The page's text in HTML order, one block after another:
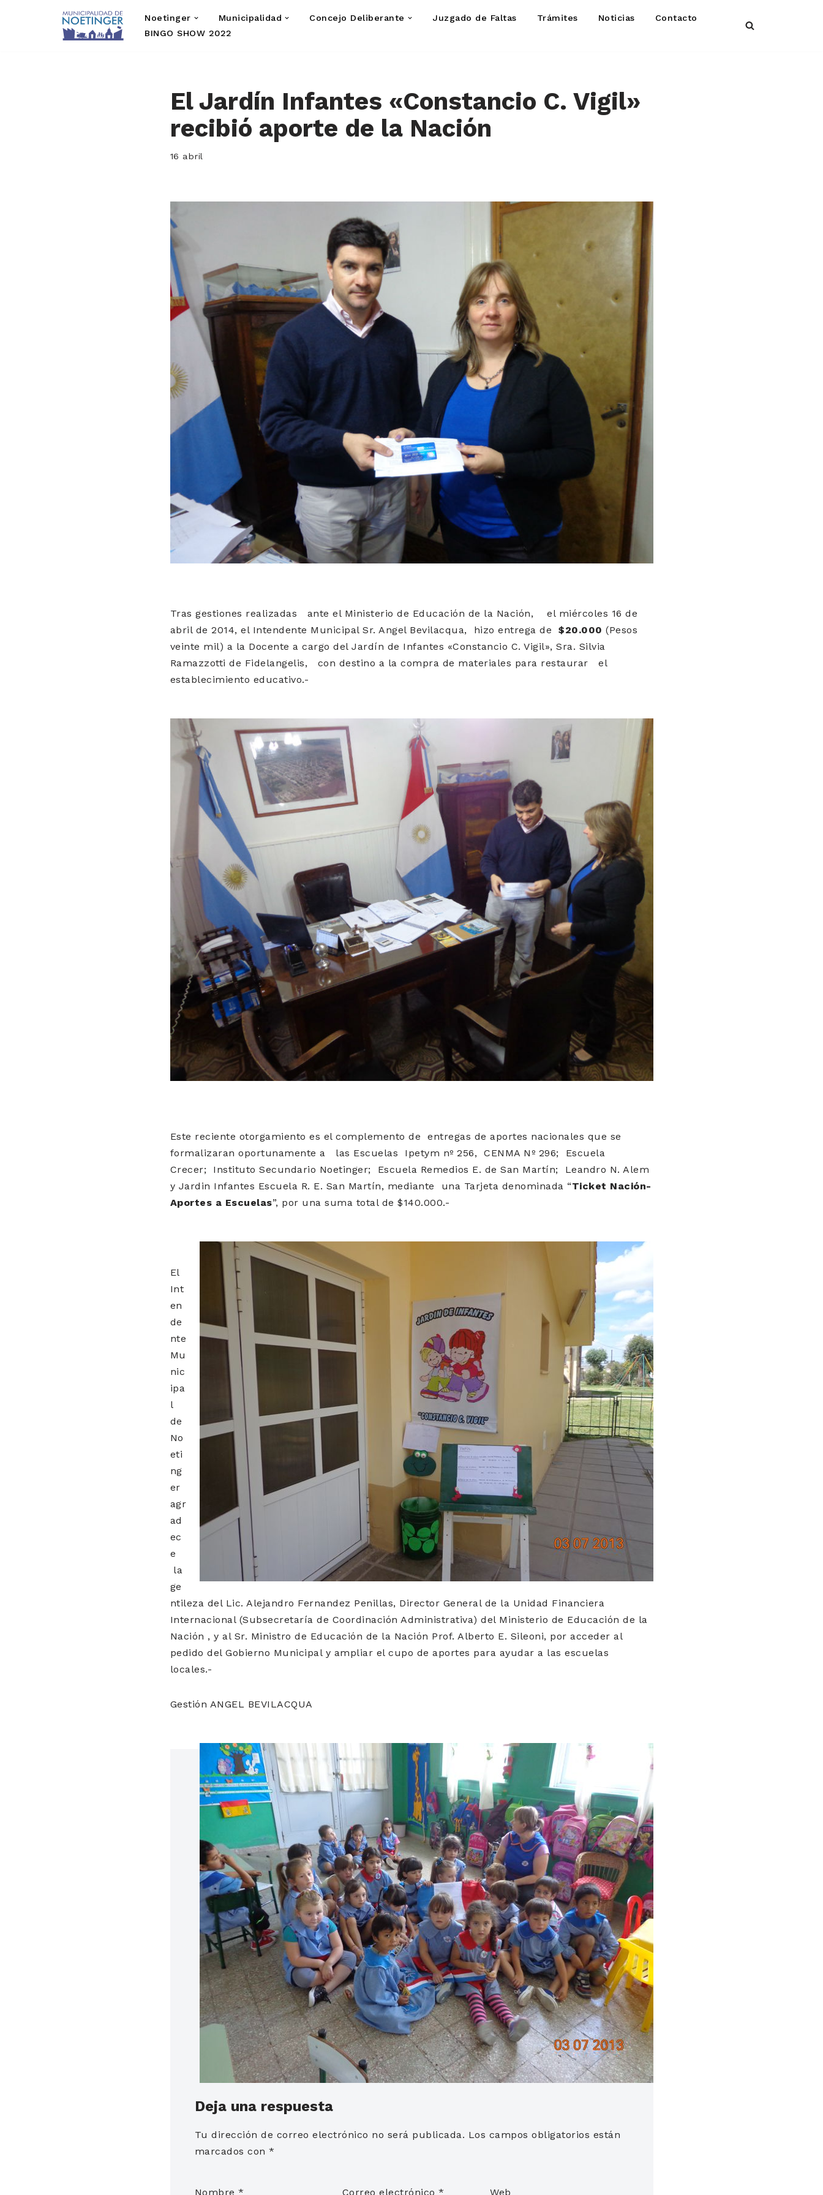
Noetinger Municipalidad Concejo Deliberante Juzgado de Faltas Trámites Noticias
Contacto
BINGO SHOW 2022
El Jardín Infantes «Constancio C. Vigil»
recibió aporte de la Nación
16 abril
Tras gestiones realizadas ante el Ministerio de Educación de la Nación, el miércoles 16 de
abril de 2014, el Intendente Municipal Sr. Angel Bevilacqua, hizo entrega de $20.000 (Pesos
veinte mil) a la Docente a cargo del Jardín de Infantes «Constancio C. Vigil», Sra. Silvia
Ramazzotti de Fidelangelis, con destino a la compra de materiales para restaurar el
establecimiento educativo.-
Este reciente otorgamiento es el complemento de entregas de aportes nacionales que se
formalizaran oportunamente a las Escuelas
Ipetym nº 256, CENMA Nº 296;
Escuela
Crecer;
Instituto Secundario Noetinger; Escuela Remedios E. de San Martín;
Leandro N. Alem
y Jardin Infantes Escuela R. E. San Martín, mediante una Tarjeta denominada “Ticket Nación-
Aportes a Escuelas”, por una suma total de $140.000.-
El
Int
en
de
nte
Mu
nic
ipa
l
de
No
eti
ng
er
agr
ad
ec
e
la
ge
ntileza del Lic. Alejandro Fernandez Penillas, Director General de la Unidad Financiera
Internacional (Subsecretaría de Coordinación Administrativa) del Ministerio de Educación de la
Nación , y al Sr. Ministro de Educación de la Nación Prof. Alberto E. Sileoni, por acceder al
pedido del Gobierno Municipal y ampliar el cupo de aportes para ayudar a las escuelas
locales.-
Gestión ANGEL BEVILACQUA
Deja una respuesta
Tu dirección de correo electrónico no será publicada. Los campos obligatorios están
marcados con *
Nombre * Correo electrónico* Web